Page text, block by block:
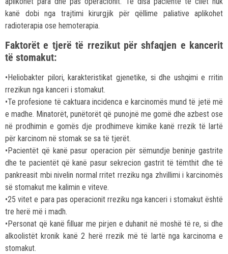
kanë dobi nga trajtimi kirurgjik për qëllime paliative aplikohet
radioterapia ose hemoterapia.
Faktorët e tjerë të rrezikut për shfaqjen e kancerit
të stomakut:
•Heliobakter pilori, karakteristikat gjenetike, si dhe ushqimi e rritin
rrezikun nga kanceri i stomakut.
•Te profesione të caktuara incidenca e karcinomës mund të jetë më
e madhe. Minatorët, punëtorët që punojnë me gomë dhe azbest ose
në prodhimin e gomës dje prodhimeve kimike kanë rrezik të lartë
për karcinom në stomak se sa të tjerët.
•Pacientët që kanë pasur operacion për sëmundje beninje gastrite
dhe te pacientët që kanë pasur sekrecion gastrit të tëmthit dhe të
pankreasit mbi nivelin normal rritet rreziku nga zhvillimi i karcinomës
së stomakut me kalimin e viteve.
•25 vitet e para pas operacionit rreziku nga kanceri i stomakut është
tre herë më i madh.
•Personat që kanë filluar me pirjen e duhanit në moshë të re, si dhe
alkoolistët kronik kanë 2 herë rrezik më të lartë nga karcinoma e
stomakut.